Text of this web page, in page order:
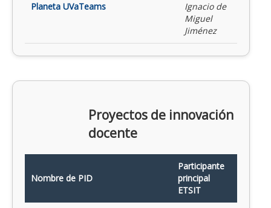
Planeta UVaTeams
Ignacio de
Miguel
Jiménez
Proyectos de innovación
docente
Nombre de PID
Participante
principal
ETSIT